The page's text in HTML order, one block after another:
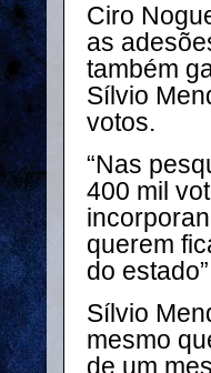
Ciro
as
também
Sílvio
votos.
“Nas
400 mil
querem
do
Sílvio
mesmo
de um